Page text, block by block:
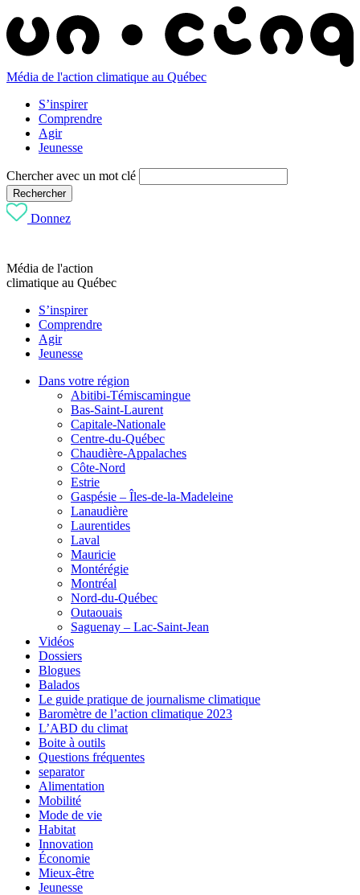
Média de l'action climatique au Québec
S’inspirer
Comprendre
Agir
Jeunesse
Chercher avec un mot clé
Rechercher
Donnez
Média de l'action
climatique au Québec
S’inspirer
Comprendre
Agir
Jeunesse
Dans votre région
Abitibi-Témiscamingue
Bas-Saint-Laurent
Capitale-Nationale
Centre-du-Québec
Chaudière-Appalaches
Côte-Nord
Estrie
Gaspésie – Îles-de-la-Madeleine
Lanaudière
Laurentides
Laval
Mauricie
Montérégie
Montréal
Nord-du-Québec
Outaouais
Saguenay – Lac-Saint-Jean
Vidéos
Dossiers
Blogues
Balados
Le guide pratique de journalisme climatique
Baromètre de l’action climatique 2023
L’ABD du climat
Boite à outils
Questions fréquentes
separator
Alimentation
Mobilité
Mode de vie
Habitat
Innovation
Économie
Mieux-être
Jeunesse